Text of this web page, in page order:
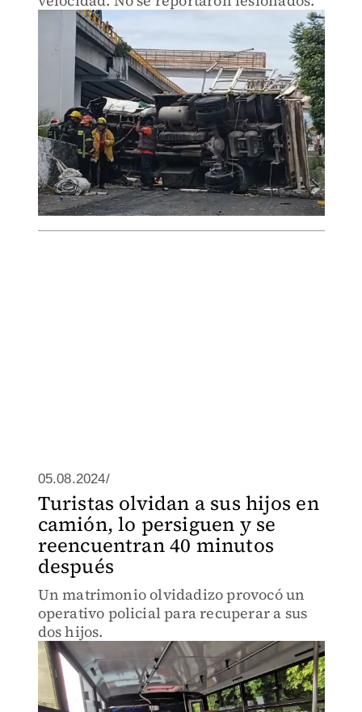
05.08.2024/
Turistas olvidan a sus hijos en
camión, lo persiguen y se
reencuentran 40 minutos
después
Un matrimonio olvidadizo provocó un
operativo policial para recuperar a sus
dos hijos.